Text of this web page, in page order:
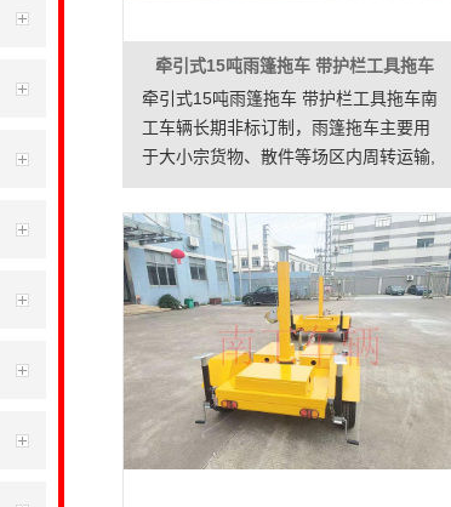
牵引式15吨雨篷拖车 带护栏工具拖车
牵引式15吨雨篷拖车 带护栏工具拖车南
工车辆长期非标订制，雨篷拖车主要用
于大小宗货物、散件等场区内周转运输,
可用叉车、牵引车、卡车等车辆牵引,运
载能力强,简单便捷。拖车雨布全封闭，
可两侧打开，关闭时可防雨防尘。